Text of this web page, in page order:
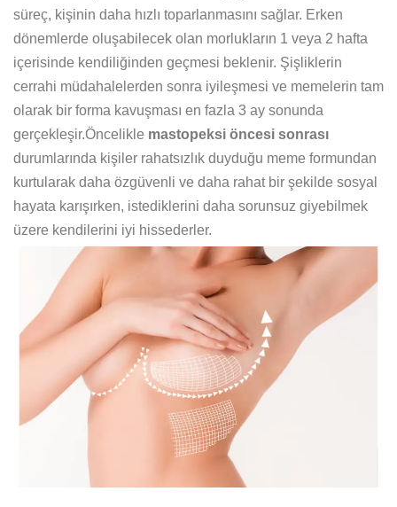
süreç, kişinin daha hızlı toparlanmasını sağlar. Erken
dönemlerde oluşabilecek olan morlukların 1 veya 2 hafta
içerisinde kendiliğinden geçmesi beklenir. Şişliklerin
cerrahi müdahalelerden sonra iyileşmesi ve memelerin tam
olarak bir forma kavuşması en fazla 3 ay sonunda
gerçekleşir.Öncelikle mastopeksi öncesi sonrası
durumlarında kişiler rahatsızlık duyduğu meme formundan
kurtularak daha özgüvenli ve daha rahat bir şekilde sosyal
hayata karışırken, istediklerini daha sorunsuz giyebilmek
üzere kendilerini iyi hissederler.